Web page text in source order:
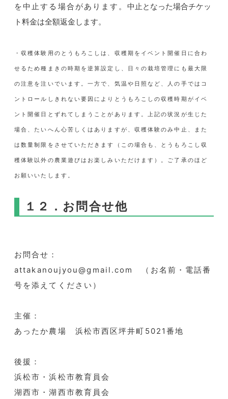
を中止する場合があります。中止となった場合チケッ
ト料金は全額返金します。
・収穫体験用のとうもろこしは、収穫期をイベント開催日に合わ
せるため種まきの時期を逆算設定し、日々の栽培管理にも最大限
の注意を注いでいます。一方で、気温や日照など、人の手ではコ
ントロールしきれない要因によりとうもろこしの収穫時期がイベ
ント開催日とずれてしまうことがあります。上記の状況が生じた
場合、たいへん心苦しくはありますが、収穫体験のみ中止、また
は数量制限をさせていただきます（この場合も、とうもろこし収
穫体験以外の農業遊びはお楽しみいただけます）。ご了承のほど
お願いいたします。
１２．お問合せ他
お問合せ：
attakanoujyou@gmail.com （お名前・電話番
号を添えてください）
主催：
あったか農場 浜松市西区坪井町5021番地
後援：
浜松市・浜松市教育員会
湖西市・湖西市教育員会